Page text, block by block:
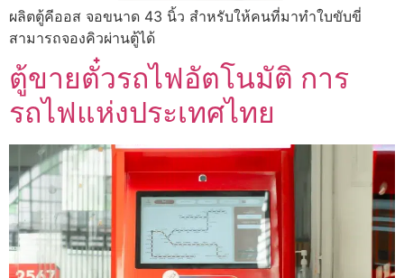
ผลิตตู้คีออส จอขนาด 43 นิ้ว สำหรับให้คนที่มาทำใบขับขี่
สามารถจองคิวผ่านตู้ได้
ตู้ขายตั๋วรถไฟอัตโนมัติ การ
รถไฟแห่งประเทศไทย